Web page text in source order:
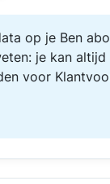
op je Ben
je kan
voor